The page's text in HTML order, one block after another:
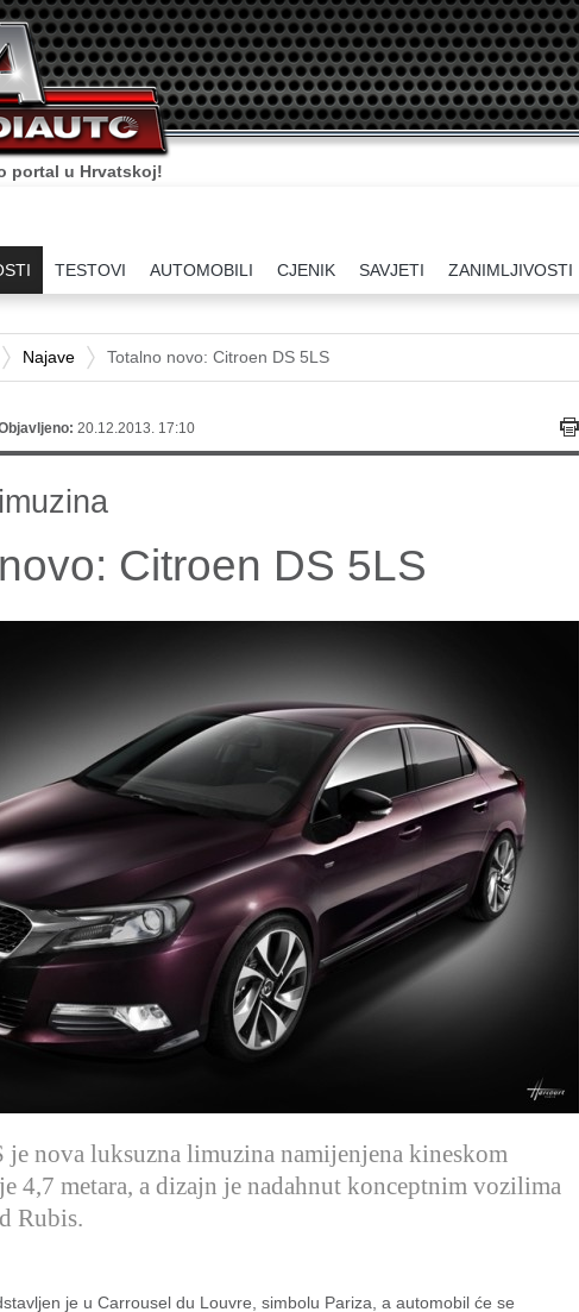
portal u Hrvatskoj!
TESTOVI AUTOMOBILI CJENIK SAVJETI ZANIMLJIVOSTI
Najave Totalno novo: Citroen DS 5LS
20.12.2013. 17:10
Citroen DS 5LS
je nova luksuzna limuzina namijenjena kineskom
4,7 metara, a dizajn je nadahnut konceptnim vozilima
Rubis.
je u Carrousel du Louvre, simbolu Pariza, a automobil će se